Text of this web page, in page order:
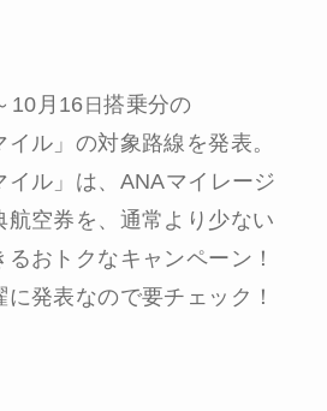
10月16日搭乗分の
イル」の対象路線を発表。
イル」は、ANAマイレージ
航空券を、通常より少ない
おトクなキャンペーン！
発表なので要チェック！